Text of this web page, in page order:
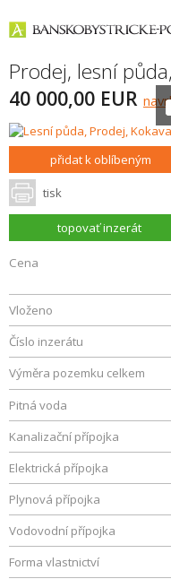
Prodej, lesní půda,
40 000,00 EUR
přidat k oblíbeným
tisk
topovať inzerát
Cena
Vloženo
Číslo inzerátu
Výměra pozemku celkem
Pitná voda
Kanalizační přípojka
Elektrická přípojka
Plynová přípojka
Vodovodní přípojka
Forma vlastnictví